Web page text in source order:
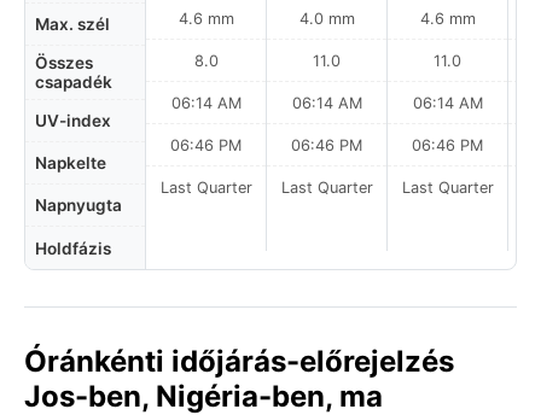
Max. szél
Összes
csapadék
UV-index
Napkelte
Napnyugta
Holdfázis
4.6 mm
8.0
06:14 AM
06:46 PM
Last Quarter
4.0 mm
11.0
06:14 AM
06:46 PM
Last Quarter
4.6 mm
11.0
06:14 AM
06:46 PM
Last Quarter
Óránkénti időjárás-előrejelzés
Jos-ben, Nigéria-ben, ma